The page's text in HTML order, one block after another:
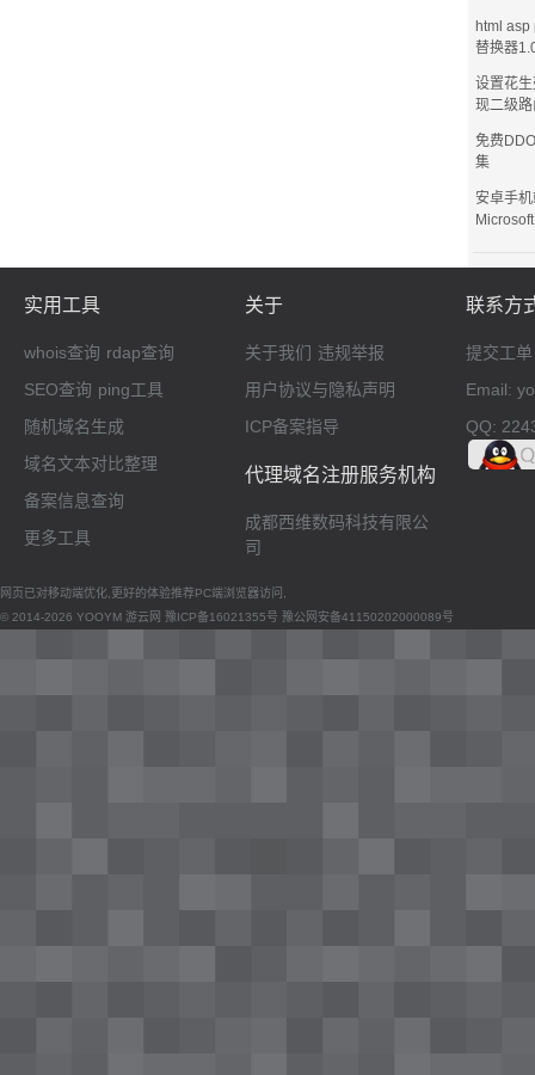
html asp
替换器
设置花
现二级
免费
集
安卓手
实用工具
whois查询 rdap查询
SEO查询 ping工具
随机域名生成
域名文本对比整理
备案信息查询
更多工具
关于
关于我们 违规举报
用户协议与隐私声明
ICP备案指导
代理域名注册服务机构
成都西维数码科技有限公
司
联系方
提交工单
Email:
QQ:
网页已对移动端优化,更好的体验推荐PC端浏览器访问,
© 2014-2026 YOOYM 游云网 豫ICP备16021355号 豫公网安备41150202000089号